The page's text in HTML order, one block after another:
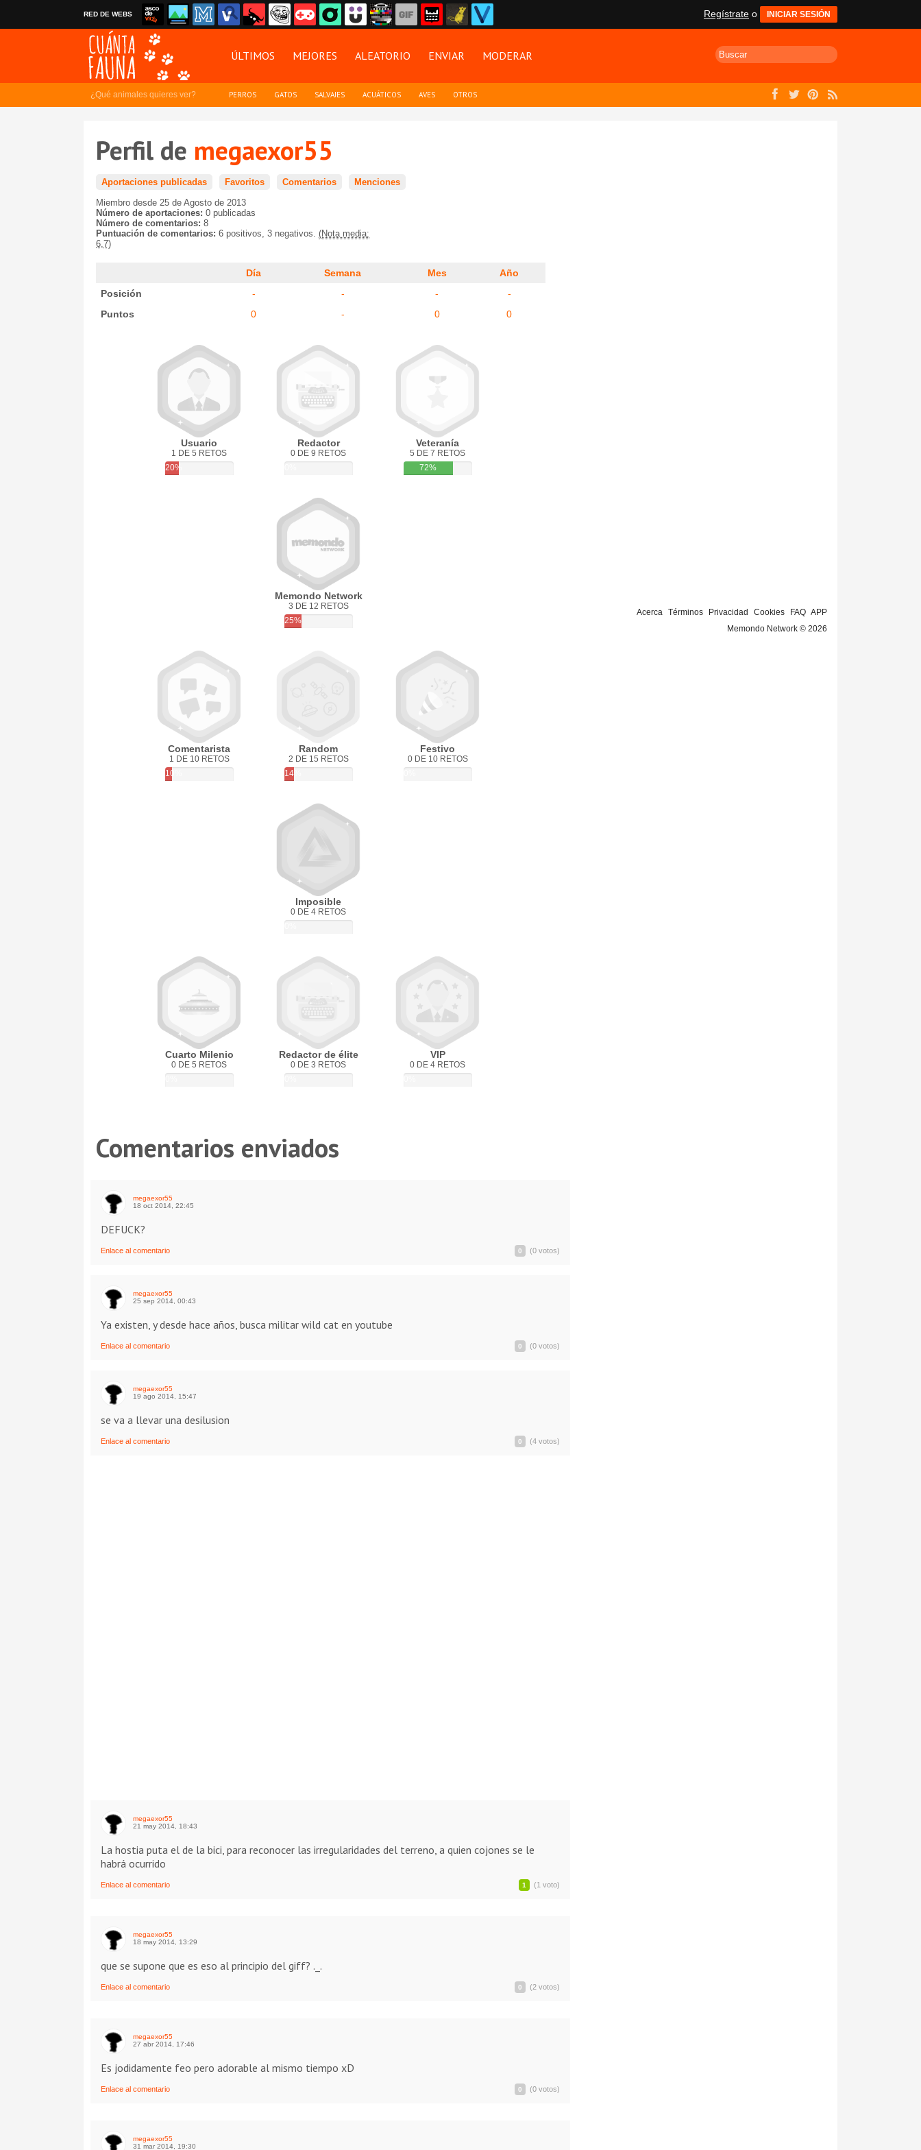
RED DE WEBS Regístrate o INICIAR SESIÓN
ÚLTIMOS MEJORES ALEATORIO ENVIAR MODERAR
¿Qué animales quieres ver? PERROS GATOS SALVAJES ACUÁTICOS AVES OTROS
Perfil de megaexor55
Aportaciones publicadas Favoritos Comentarios
Menciones
Miembro desde 25 de Agosto de 2013
Número de aportaciones: 0 publicadas
Número de comentarios: 8
Puntuación de comentarios: 6 positivos, 3 negativos. (Nota media:
6,7)
Día Semana Mes
Año
Posición
- - -
-
Puntos
0 - 0 0
Usuario
1 DE 5 RETOS
20%
Redactor
0 DE 9 RETOS
Veteranía
5 DE 7 RETOS
72%
Memondo Network
3 DE 12 RETOS
25%
Comentarista
1 DE 10 RETOS
10%
Random
2 DE 15 RETOS
14%
Festivo
0 DE 10 RETOS
Imposible
0 DE 4 RETOS
Cuarto Milenio
0 DE 5 RETOS
Redactor de élite
0 DE 3 RETOS
VIP
0 DE 4 RETOS
Comentarios enviados
megaexor55
18 oct 2014, 22:45
DEFUCK?
Enlace al comentario 0 (0 votos)
megaexor55
25 sep 2014, 00:43
Ya existen, y desde hace años, busca militar wild cat en youtube
Enlace al comentario 0 (0 votos)
megaexor55
19 ago 2014, 15:47
se va a llevar una desilusion
Enlace al comentario 0 (4 votos)
megaexor55
21 may 2014, 18:43
La hostia puta el de la bici, para reconocer las irregularidades del terreno, a quien cojones se le
habrá ocurrido
Enlace al comentario 1 (1 voto)
megaexor55
18 may 2014, 13:29
que se supone que es eso al principio del giff? ._.
Enlace al comentario 0 (2 votos)
megaexor55
27 abr 2014, 17:46
Es jodidamente feo pero adorable al mismo tiempo xD
Enlace al comentario 0 (0 votos)
megaexor55
31 mar 2014, 19:30
Acerca Términos Privacidad Cookies FAQ APP
Memondo Network © 2026